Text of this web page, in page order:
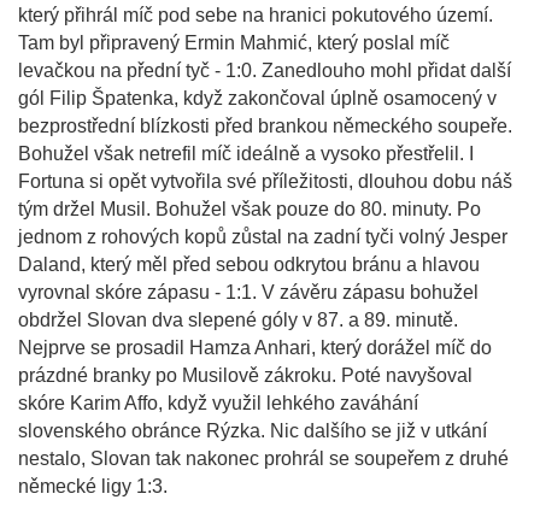
který přihrál míč pod sebe na hranici pokutového území.
Tam byl připravený Ermin Mahmić, který poslal míč
levačkou na přední tyč - 1:0. Zanedlouho mohl přidat další
gól Filip Špatenka, když zakončoval úplně osamocený v
bezprostřední blízkosti před brankou německého soupeře.
Bohužel však netrefil míč ideálně a vysoko přestřelil. I
Fortuna si opět vytvořila své příležitosti, dlouhou dobu náš
tým držel Musil. Bohužel však pouze do 80. minuty. Po
jednom z rohových kopů zůstal na zadní tyči volný Jesper
Daland, který měl před sebou odkrytou bránu a hlavou
vyrovnal skóre zápasu - 1:1. V závěru zápasu bohužel
obdržel Slovan dva slepené góly v 87. a 89. minutě.
Nejprve se prosadil Hamza Anhari, který dorážel míč do
prázdné branky po Musilově zákroku. Poté navyšoval
skóre Karim Affo, když využil lehkého zaváhání
slovenského obránce Rýzka. Nic dalšího se již v utkání
nestalo, Slovan tak nakonec prohrál se soupeřem z druhé
německé ligy 1:3.